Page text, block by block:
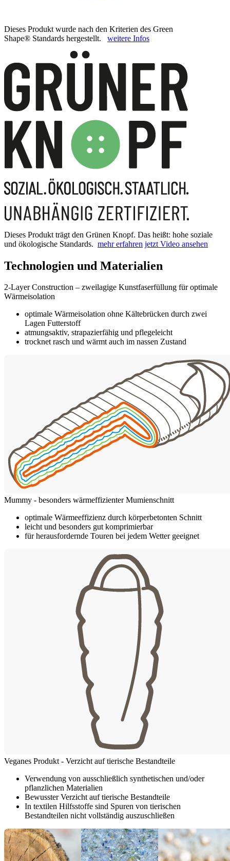
Dieses Produkt wurde nach den Kriterien des Green
Shape® Standards hergestellt. weitere Infos
Dieses Produkt trägt den Grünen Knopf. Das heißt: hohe soziale
und ökologische Standards. mehr erfahren jetzt Video ansehen
Technologien und Materialien
2-Layer Construction – zweilagige Kunstfaserfüllung für optimale
Wärmeisolation
optimale Wärmeisolation ohne Kältebrücken durch zwei
Lagen Futterstoff
atmungsaktiv, strapazierfähig und pflegeleicht
trocknet rasch und wärmt auch im nassen Zustand
Mummy - besonders wärmeffizienter Mumienschnitt
optimale Wärmeeffizienz durch körperbetonten Schnitt
leicht und besonders gut komprimierbar
für herausfordernde Touren bei jedem Wetter geeignet
Veganes Produkt - Verzicht auf tierische Bestandteile
Verwendung von ausschließlich synthetischen und/oder
pflanzlichen Materialien
Bewusster Verzicht auf tierische Bestandteile
In textilen Hilfsstoffe sind Spuren von tierischen
Bestandteilen nicht vollständig auszuschließen